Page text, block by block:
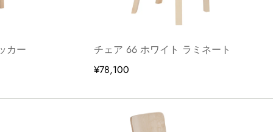
カー
チェア 66 ホワイト ラミネート
¥78,100